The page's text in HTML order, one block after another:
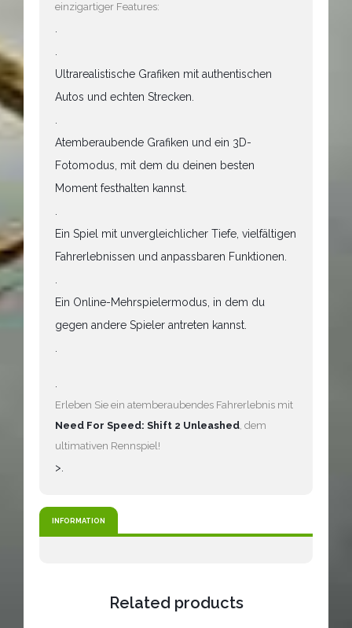
einzigartiger Features:
.
.
Ultrarealistische Grafiken mit authentischen
Autos und echten Strecken.
.
Atemberaubende Grafiken und ein 3D-
Fotomodus, mit dem du deinen besten
Moment festhalten kannst.
.
Ein Spiel mit unvergleichlicher Tiefe, vielfältigen
Fahrerlebnissen und anpassbaren Funktionen.
.
Ein Online-Mehrspielermodus, in dem du
gegen andere Spieler antreten kannst.
.
.
Erleben Sie ein atemberaubendes Fahrerlebnis mit
Need For Speed: Shift 2 Unleashed, dem
ultimativen Rennspiel!
>.
INFORMATION
Related products